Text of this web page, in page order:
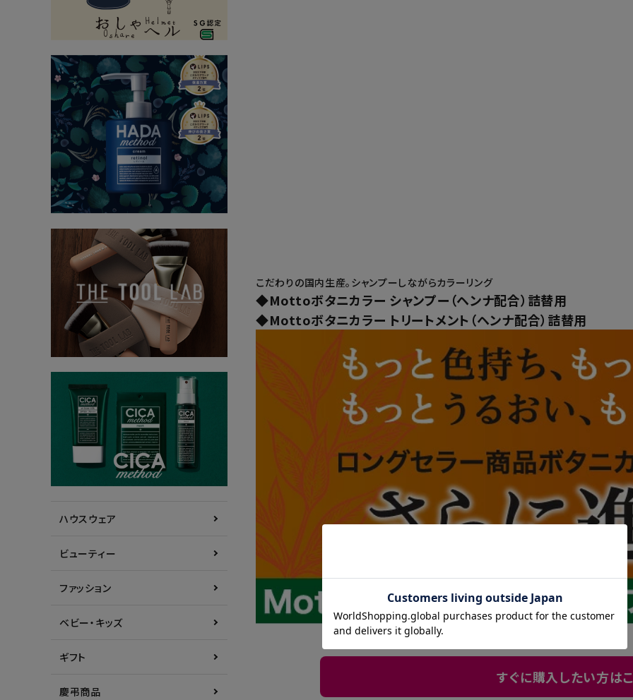
ハウスウェア
ビューティー
ファッション
ベビー・キッズ
ギフト
慶弔商品
こだわりの国内生産。シャンプーしながらカラーリング
◆Mottoボタニカラー シャンプー（ヘンナ配合）詰替用
◆Mottoボタニカラー トリートメント（ヘンナ配合）詰替用
すぐに購入したい方は